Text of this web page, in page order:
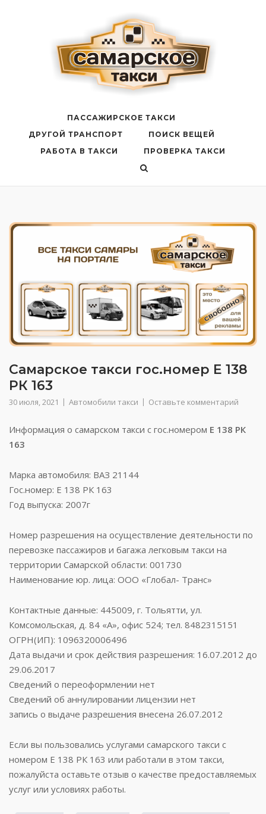
ПАССАЖИРСКОЕ ТАКСИ
ДРУГОЙ ТРАНСПОРТ
ПОИСК ВЕЩЕЙ
РАБОТА В ТАКСИ
ПРОВЕРКА ТАКСИ
Самарское такси гос.номер Е 138
РК 163
30 июля, 2021 Автомобили такси Оставьте комментарий
Информация о самарском такси с гос.номером Е 138 РК
163
Марка автомобиля: ВАЗ 21144
Гос.номер: Е 138 РК 163
Год выпуска: 2007г
Номер разрешения на осуществление деятельности по
перевозке пассажиров и багажа легковым такси на
территории Самарской области: 001730
Наименование юр. лица: ООО «Глобал- Транс»
Контактные данные: 445009, г. Тольятти, ул.
Комсомольская, д. 84 «А», офис 524; тел. 8482315151
ОГРН(ИП): 1096320006496
Дата выдачи и срок действия разрешения: 16.07.2012 до
29.06.2017
Сведений о переоформлении нет
Сведений об аннулировании лицензии нет
запись о выдаче разрешения внесена 26.07.2012
Если вы пользовались услугами самарского такси с
номером Е 138 РК 163 или работали в этом такси,
пожалуйста оставьте отзыв о качестве предоставляемых
услуг или условиях работы.